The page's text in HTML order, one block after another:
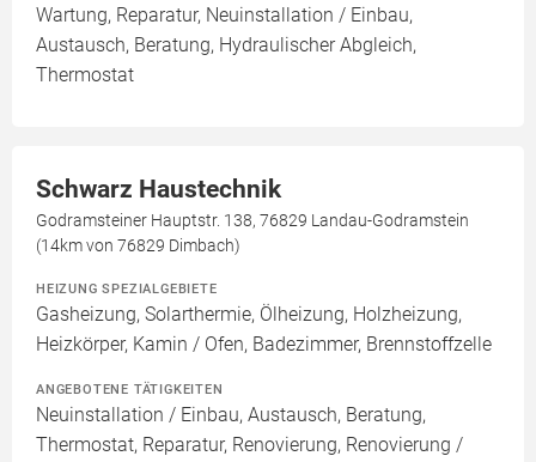
Wartung, Reparatur, Neuinstallation / Einbau,
Austausch, Beratung, Hydraulischer Abgleich,
Thermostat
Schwarz Haustechnik
Godramsteiner Hauptstr. 138, 76829 Landau-Godramstein
(14km von 76829 Dimbach)
HEIZUNG SPEZIALGEBIETE
Gasheizung, Solarthermie, Ölheizung, Holzheizung,
Heizkörper, Kamin / Ofen, Badezimmer, Brennstoffzelle
ANGEBOTENE TÄTIGKEITEN
Neuinstallation / Einbau, Austausch, Beratung,
Thermostat, Reparatur, Renovierung, Renovierung /